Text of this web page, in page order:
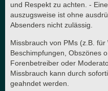
und Respekt zu achten. -
auszugsweise ist ohne
Absenders nicht zulässig.
Missbrauch von PMs (z.B. für
Beschimpfungen, Obszönes
Forenbetreiber oder
Missbrauch kann durch
geahndet werden.